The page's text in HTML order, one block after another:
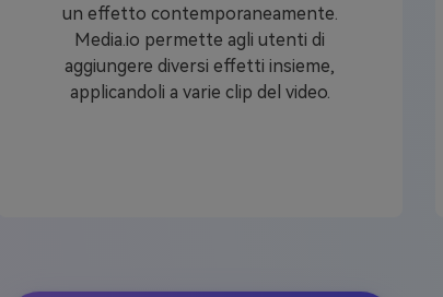
un effetto contemporaneamente.
Media.io permette agli utenti di
aggiungere diversi effetti insieme,
applicandoli a varie clip del video.